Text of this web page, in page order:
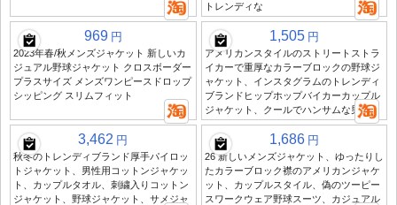
トレンディな
969 円
2023年春/秋メンズジャケット 新しいカ
ジュアル野球ジャケット クロスボーダー
プラスサイズ メンズワンピースドロップ
シッピング スリムフィット
1,505 円
アメリカンスタイルのストリートストラ
イカーで重厚なカラーブロックの野球ジ
ャケット、インスタグラムのトレンディ
ブランドヒップホップバイカーカップル
ジャケット、クールでハンサムな男性用
3,462 円
秋冬のトレンディブランド厚手パイロッ
トジャケット、男性用コットンジャケッ
ト、カップルタオル、刺繍入りコットン
ジャケット、野球ジャケット、サメジャ
1,686 円
26 新しいメンズジャケット、ゆったりし
たカラーブロック襟のアメリカンジャケ
ット、カップルスタイル、偽のツーピー
スワークウェア野球スーツ、カジュアル